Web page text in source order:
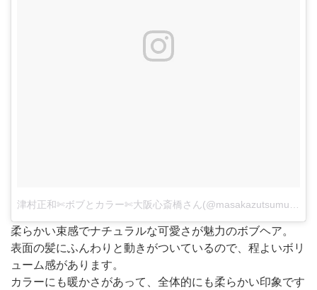
津村正和✄ボブとカラー✄大阪心斎橋さん(@masakazutsumura)がシェアした投稿
柔らかい束感でナチュラルな可愛さが魅力のボブヘア。
表面の髪にふんわりと動きがついているので、程よいボリ
ューム感があります。
カラーにも暖かさがあって、全体的にも柔らかい印象です